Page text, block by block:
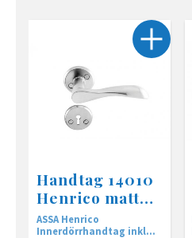
Handtag 14010
Henrico matt
krom
ASSA Henrico
Innerdörrhandtag inkl